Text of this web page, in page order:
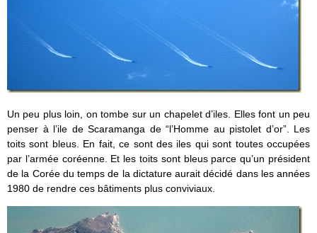
Un peu plus loin, on tombe sur un chapelet d’iles. Elles font un peu
penser à l’ile de Scaramanga de “l’Homme au pistolet d’or”. Les
toits sont bleus. En fait, ce sont des iles qui sont toutes occupées
par l’armée coréenne. Et les toits sont bleus parce qu’un président
de la Corée du temps de la dictature aurait décidé dans les années
1980 de rendre ces bâtiments plus conviviaux.